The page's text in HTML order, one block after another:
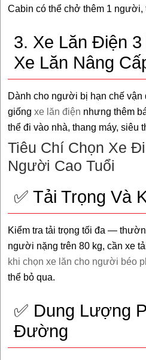
Cabin có thể chở thêm 1 người,
3. Xe Lăn Điện
Xe Lăn Nâng
Dành cho người bị hạn chế
giống xe lăn điện nhưng thêm
thể đi vào nhà, thang máy, siêu
Tiêu Chí Chọn Xe
Người Cao Tuổi
✅ Tải Trọng Và
Kiểm tra tải trọng tối đa —
người nặng trên 80 kg, cần xe
khi chọn xe lăn cho người béo
thể bỏ qua.
✅ Dung Lượng
Đường